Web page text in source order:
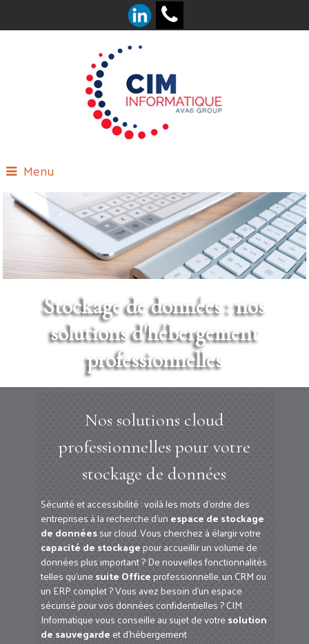
Menu
Stockage de données : nos
solutions d'hébergement
professionnelles
Nos solutions cloud
professionnelles pour votre
stockage de données
Sécurité et accessibilité : voilà les mots d'ordre des
entreprises à la recherche d'unespace de stockage
de donnéessur cloud. Vous cherchez à élargir votre
capacité de stockagepour accueillir un volume de
données plus important ? De nouvelles fonctionnalités
telles qu'unesuite Officeprofessionnelle, un CRM ou
un ERP complet ? Vous avez besoin d'un espace
sécurisé pour vos données confidentielles ? CIM
Informatique vous conseille au sujet de votresolution
de sauvegardeet d'hébergement